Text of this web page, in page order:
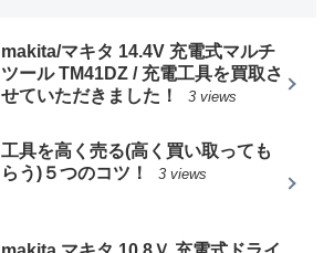
makita/マキタ 14.4V 充電式マルチ
ツール TM41DZ / 充電工具を買取さ
せていただきました！
3 views
工具を高く売る(高く買い取っても
らう)５つのコツ！
3 views